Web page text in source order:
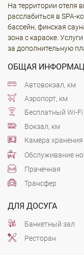
На территории отеля
расслабиться в SPA-
бассейн, финская
зона с караоке.
за дополнительную
ОБЩАЯ
Автовокзал, км
Аэропорт, км
Бесплатный Wi-Fi
Вокзал, км
Камера хранения
Обслуживание
Прачечная
Трансфер
ДЛЯ ДОСУГА
Банкетный зал
Ресторан